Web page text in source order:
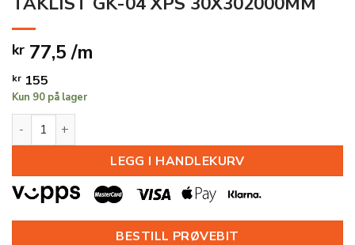
kr 77,5 /m
kr 155
Kun 90 på lager
TAKLIST GK-04 XPS 30X302000MM antall
LEGG I HANDLEKURV
BESTILL PRØVEBIT